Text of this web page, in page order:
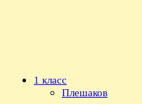
1 класс
Плешаков